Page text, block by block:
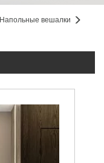
Напольные вешалки